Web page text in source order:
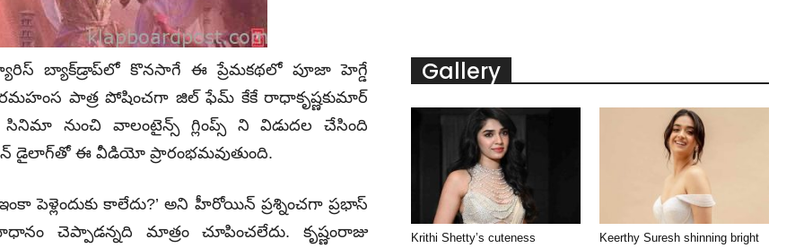
బ్యాక్‌డ్రాప్‌లో కొనసాగే ఈ ప్రేమకథలో పూజా హెగ్డే
పాత్ర పోషించగా జిల్‌ ఫేమ్‌ కేకే రాధాకృష్ణకుమార్‌
సినిమా నుంచి వాలంటైన్స్‌ గ్లింప్స్‌ ని విడుదల చేసింది
డైలాగ్‌తో ఈ వీడియో ప్రారంభమవుతుంది.
కాలేదు?’ అని హీరోయిన్‌ ప్రశ్నించగా ప్రభాస్‌
చెప్పాడన్నది మాత్రం చూపించలేదు. కృష్ణంరాజు
Gallery
Krithi Shetty’s cuteness
Keerthy Suresh shinning bright